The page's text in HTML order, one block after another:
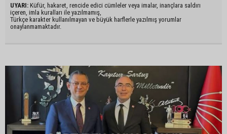
UYARI: Küfür, hakaret, rencide edici cümleler veya imalar, inançlara saldırı
içeren, imla kuralları ile yazılmamış,
Türkçe karakter kullanılmayan ve büyük harflerle yazılmış yorumlar
onaylanmamaktadır.